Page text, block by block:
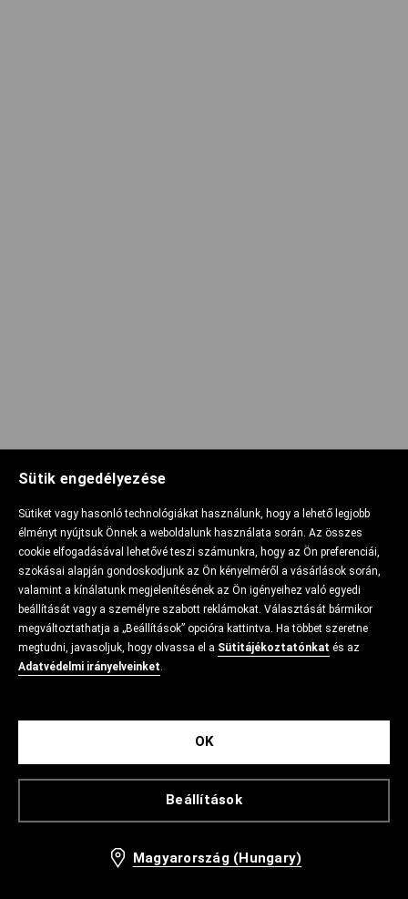
Sütik engedélyezése
Sütiket vagy hasonló technológiákat használunk, hogy a lehető legjobb
élményt nyújtsuk Önnek a weboldalunk használata során. Az összes
cookie elfogadásával lehetővé teszi számunkra, hogy az Ön preferenciái,
szokásai alapján gondoskodjunk az Ön kényelméről a vásárlások során,
valamint a kínálatunk megjelenítésének az Ön igényeihez való egyedi
beállítását vagy a személyre szabott reklámokat. Választását bármikor
megváltoztathatja a „Beállítások” opcióra kattintva. Ha többet szeretne
megtudni, javasoljuk, hogy olvassa el a Sütitájékoztatónkat és az
Adatvédelmi irányelveinket.
Beállítások
OK
Magyarország (Hungary)